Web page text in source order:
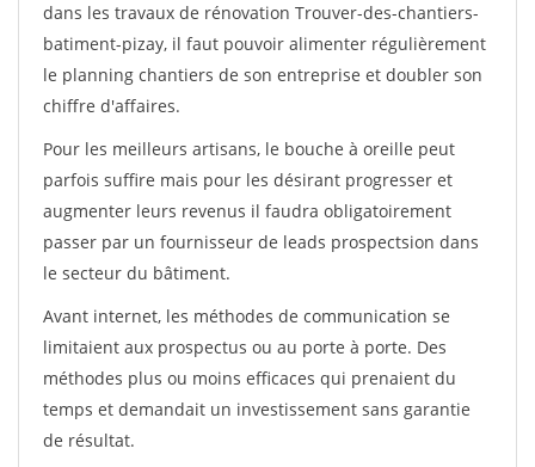
dans les travaux de rénovation Trouver-des-chantiers-
batiment-pizay, il faut pouvoir alimenter régulièrement
le planning chantiers de son entreprise et doubler son
chiffre d'affaires.
Pour les meilleurs artisans, le bouche à oreille peut
parfois suffire mais pour les désirant progresser et
augmenter leurs revenus il faudra obligatoirement
passer par un fournisseur de leads prospectsion dans
le secteur du bâtiment.
Avant internet, les méthodes de communication se
limitaient aux prospectus ou au porte à porte. Des
méthodes plus ou moins efficaces qui prenaient du
temps et demandait un investissement sans garantie
de résultat.